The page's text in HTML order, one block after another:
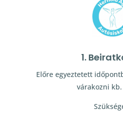
1.
Előre egyeztetett
várakozni